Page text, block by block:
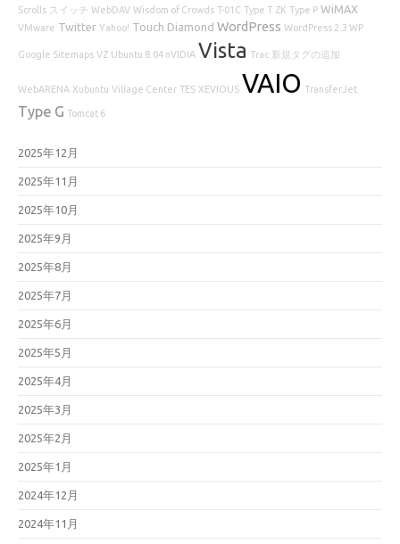
Scrolls スイッチ WebDAV Wisdom of Crowds T-01C Type T ZK Type P WiMAX
VMware Twitter Yahoo! Touch Diamond WordPress WordPress 2.3 WP
Google Sitemaps VZ Ubuntu 8.04 nVIDIA Vista Trac 新規タグの追加
WebARENA Xubuntu Village Center TES XEVIOUS VAIO TransferJet
Type G Tomcat 6
2025年12月
2025年11月
2025年10月
2025年9月
2025年8月
2025年7月
2025年6月
2025年5月
2025年4月
2025年3月
2025年2月
2025年1月
2024年12月
2024年11月